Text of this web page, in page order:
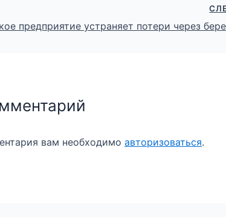
предприятие устраняет потери через
вам необходимо авторизоваться.